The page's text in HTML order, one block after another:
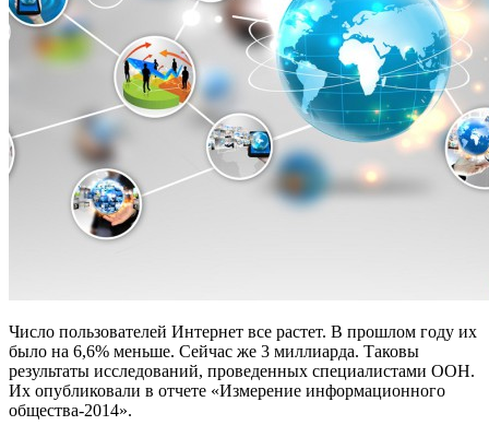
Число пользователей Интернет все растет. В прошлом году их
было на 6,6% меньше. Сейчас же 3 миллиарда. Таковы
результаты исследований, проведенных специалистами ООН.
Их опубликовали в отчете «Измерение информационного
общества-2014».